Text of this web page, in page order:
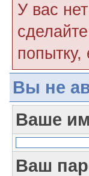
У вас
попытку,
Вы не
Ваше
Ваш